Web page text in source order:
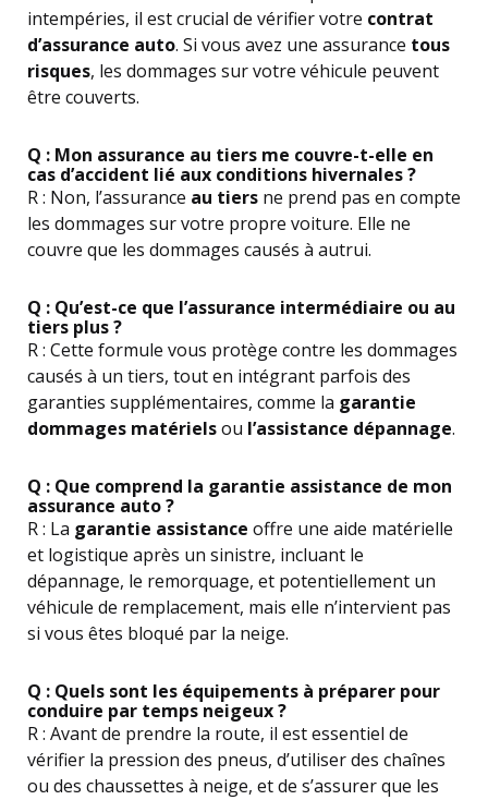
intempéries, il est crucial de vérifier votre contrat
d’assurance auto. Si vous avez une assurance tous
risques, les dommages sur votre véhicule peuvent
être couverts.
Q : Mon assurance au tiers me couvre-t-elle en
cas d’accident lié aux conditions hivernales ?
R : Non, l’assurance au tiers ne prend pas en compte
les dommages sur votre propre voiture. Elle ne
couvre que les dommages causés à autrui.
Q : Qu’est-ce que l’assurance intermédiaire ou au
tiers plus ?
R : Cette formule vous protège contre les dommages
causés à un tiers, tout en intégrant parfois des
garanties supplémentaires, comme la garantie
dommages matérielsou l’assistance dépannage.
Q : Que comprend la garantie assistance de mon
assurance auto ?
R : La garantie assistance offre une aide matérielle
et logistique après un sinistre, incluant le
dépannage, le remorquage, et potentiellement un
véhicule de remplacement, mais elle n’intervient pas
si vous êtes bloqué par la neige.
Q : Quels sont les équipements à préparer pour
conduire par temps neigeux ?
R : Avant de prendre la route, il est essentiel de
vérifier la pression des pneus, d’utiliser des chaînes
ou des chaussettes à neige, et de s’assurer que les